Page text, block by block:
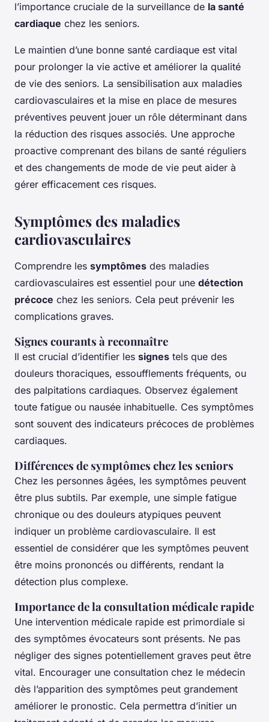
l’importance cruciale de la surveillance de la santé
cardiaque chez les seniors.
Le maintien d’une bonne santé cardiaque est vital
pour prolonger la vie active et améliorer la qualité
de vie des seniors. La sensibilisation aux maladies
cardiovasculaires et la mise en place de mesures
préventives peuvent jouer un rôle déterminant dans
la réduction des risques associés. Une approche
proactive comprenant des bilans de santé réguliers
et des changements de mode de vie peut aider à
gérer efficacement ces risques.
Symptômes des maladies
cardiovasculaires
Comprendre les symptômes des maladies
cardiovasculaires est essentiel pour une détection
précoce chez les seniors. Cela peut prévenir les
complications graves.
Signes courants à reconnaître
Il est crucial d’identifier les signes tels que des
douleurs thoraciques, essoufflements fréquents, ou
des palpitations cardiaques. Observez également
toute fatigue ou nausée inhabituelle. Ces symptômes
sont souvent des indicateurs précoces de problèmes
cardiaques.
Différences de symptômes chez les seniors
Chez les personnes âgées, les symptômes peuvent
être plus subtils. Par exemple, une simple fatigue
chronique ou des douleurs atypiques peuvent
indiquer un problème cardiovasculaire. Il est
essentiel de considérer que les symptômes peuvent
être moins prononcés ou différents, rendant la
détection plus complexe.
Importance de la consultation médicale rapide
Une intervention médicale rapide est primordiale si
des symptômes évocateurs sont présents. Ne pas
négliger des signes potentiellement graves peut être
vital. Encourager une consultation chez le médecin
dès l’apparition des symptômes peut grandement
améliorer le pronostic. Cela permettra d’initier un